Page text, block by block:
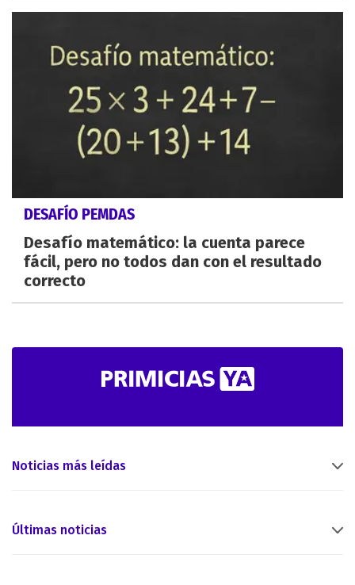
DESAFÍO PEMDAS
Desafío matemático: la cuenta parece
fácil, pero no todos dan con el resultado
correcto
Noticias más leídas
Últimas noticias